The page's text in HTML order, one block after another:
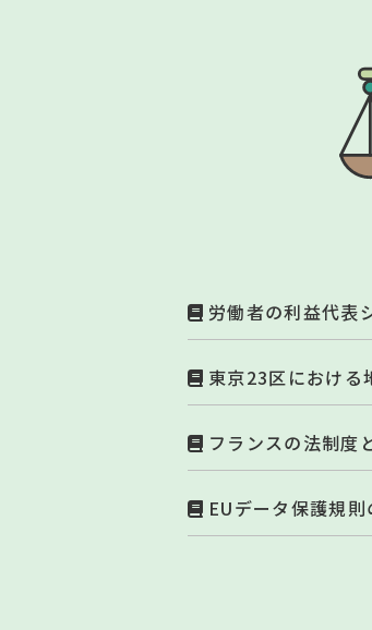
労働者の利益代表
東京23区における
フランスの法制度
EUデータ保護規